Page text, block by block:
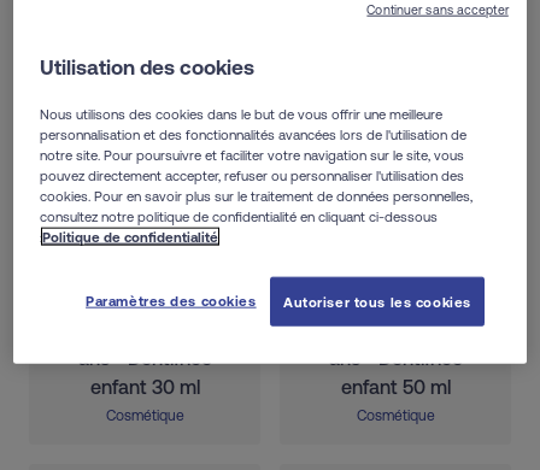
ELGYDIUM Baby
ans - Dentifrice
enfant 30 ml
Cosmétique
ELGYDIUM Kids
Grenadine 3/6
ans - Dentifrice
enfant 50 ml
Cosmétique
Utilisation des cookies
Nous utilisons des cookies dans le but de vous offrir une meilleure
personnalisation et des fonctionnalités avancées lors de l'utilisation de
notre site. Pour poursuivre et faciliter votre navigation sur le site, vous
pouvez directement accepter, refuser ou personnaliser l'utilisation des
cookies. Pour en savoir plus sur le traitement de données personnelles,
consultez notre politique de confidentialité en cliquant ci-dessous
:Politique de confidentialité
Paramètres des cookies Autoriser tous les cookies
Continuer sans accepter